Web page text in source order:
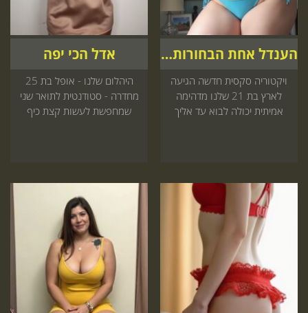
הענדל אחת הבחורות הכי יפות בישראל
ויקטוריה סקסית חדשה הגיעה
לארץ בת 21 שלנו מדהימה
אמיתית יכולה לבוא עד אליך
אדל הכי יפה
היהלום שלנו - אופל בת 25
מחדרה - סטודנטית לתואר שני
שמחפשת לעשות קצת כיף